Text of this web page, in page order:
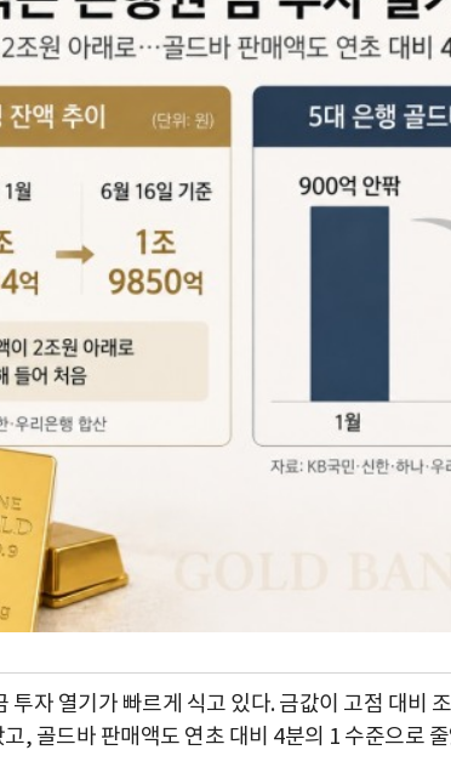
투자 열기가 빠르게 식고 있다. 금값이 고점 대비
, 골드바 판매액도 연초 대비 4분의 1 수준으로